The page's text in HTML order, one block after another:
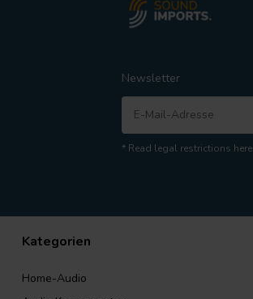
Newsletter
* Read legal restrictions here
Kategorien
Home-Audio